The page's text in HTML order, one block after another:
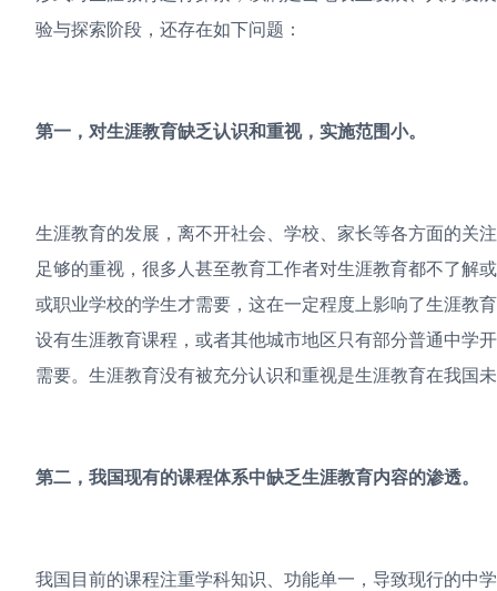
验与探索阶段，还存在如下问题：
第一，对生涯教育缺乏认识和重视，实施范围小。
生涯教育的发展，离不开社会、学校、家长等各方面的关
足够的重视，很多人甚至教育工作者对生涯教育都不了解
或职业学校的学生才需要，这在一定程度上影响了生涯教
设有生涯教育课程，或者其他城市地区只有部分普通中学
需要。生涯教育没有被充分认识和重视是生涯教育在我国
第二，我国现有的课程体系中缺乏生涯教育内容的渗透。
我国目前的课程注重学科知识、功能单一，导致现行的中